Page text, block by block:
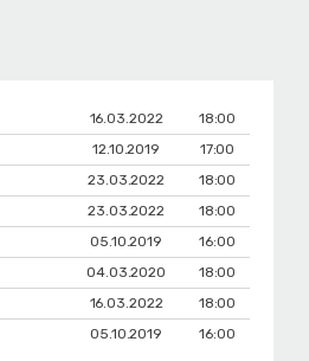
16.03.2022
18:00
12.10.2019
17:00
23.03.2022
18:00
23.03.2022
18:00
05.10.2019
16:00
04.03.2020
18:00
16.03.2022
18:00
05.10.2019 16:00